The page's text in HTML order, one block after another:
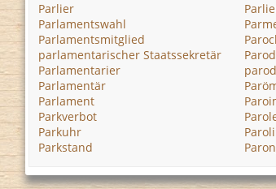
Parlier
Parlamentswahl
Parlamentsmitglied
parlamentarischer Staatssekretär
Parlamentarier
Parlamentär
Parlament
Parkverbot
Parkuhr
Parkstand